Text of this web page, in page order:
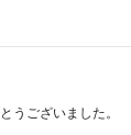
うございました。